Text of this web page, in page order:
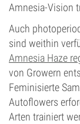
Amnesia-Vision
Auch
sind weithin
Amnesia Haze
von Growern
Feminisierte
Autoflowers
Arten trainiert